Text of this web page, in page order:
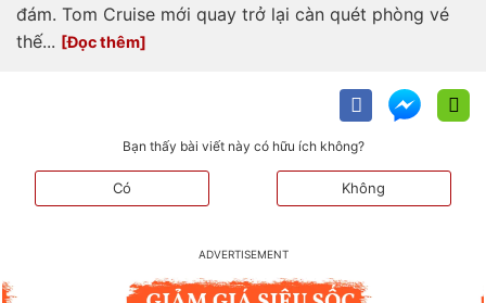
đám. Tom Cruise mới quay trở lại càn quét phòng vé
thế...
Bạn thấy bài viết này có hữu ích không?
Có Không